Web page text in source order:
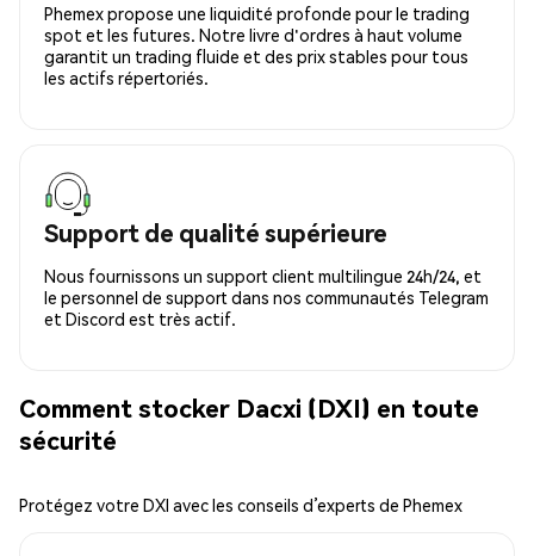
Phemex propose une liquidité profonde pour le trading
spot et les futures. Notre livre d'ordres à haut volume
garantit un trading fluide et des prix stables pour tous
les actifs répertoriés.
Support de qualité supérieure
Nous fournissons un support client multilingue 24h/24, et
le personnel de support dans nos communautés Telegram
et Discord est très actif.
Comment stocker Dacxi (DXI) en toute
sécurité
Protégez votre DXI avec les conseils d’experts de Phemex